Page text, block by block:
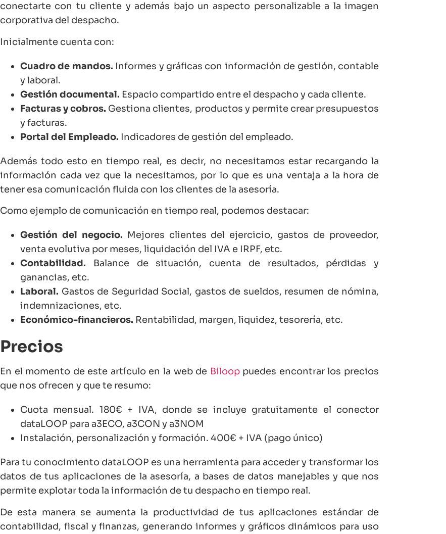
conectarte con tu cliente y además bajo un aspecto personalizable a la imagen
corporativa del despacho.
Inicialmente cuenta con:
Cuadro de mandos. Informes y gráficas con información de gestión, contable
y laboral.
Gestión documental. Espacio compartido entre el despacho y cada cliente.
Facturas y cobros. Gestiona clientes, productos y permite crear presupuestos
y facturas.
Portal del Empleado. Indicadores de gestión del empleado.
Además todo esto en tiempo real, es decir, no necesitamos estar recargando la
información cada vez que la necesitamos, por lo que es una ventaja a la hora de
tener esa comunicación fluida con los clientes de la asesoría.
Como ejemplo de comunicación en tiempo real, podemos destacar:
Gestión del negocio. Mejores clientes del ejercicio, gastos de proveedor,
venta evolutiva por meses, liquidación del IVA e IRPF, etc.
Contabilidad.
Balance de situación, cuenta de resultados, pérdidas y
ganancias, etc.
Laboral. Gastos de Seguridad Social, gastos de sueldos, resumen de nómina,
indemnizaciones, etc.
Económico-financieros. Rentabilidad, margen, liquidez, tesorería, etc.
Precios
En el momento de este artículo en la web de Bilooppuedes encontrar los precios
que nos ofrecen y que te resumo:
Cuota mensual. 180€ + IVA, donde se incluye gratuitamente el conector
dataLOOP para a3ECO, a3CON y a3NOM
Instalación, personalización y formación. 400€ + IVA (pago único)
Para tu conocimiento dataLOOP es una herramienta para acceder y transformar los
datos de tus aplicaciones de la asesoría, a bases de datos manejables y que nos
permite explotar toda la información de tu despacho en tiempo real.
De esta manera se aumenta la productividad de tus aplicaciones estándar de
contabilidad, fiscal y finanzas, generando informes y gráficos dinámicos para uso